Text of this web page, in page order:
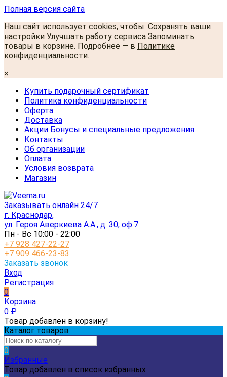
Полная версия сайта
Наш сайт использует cookies, чтобы: Сохранять ваши
настройки Улучшать работу сервиса Запоминать
товары в корзине. Подробнее — в Политике
конфиденциальности.
×
Купить подарочный сертификат
Политика конфиденциальности
Оферта
Доставка
Акции Бонусы и специальные предложения
Контакты
Об организации
Оплата
Условия возврата
Магазин
Заказывать онлайн 24/7
г. Краснодар,
ул. Героя Аверкиева А.А., д. 30, оф.7
Пн - Вс 10:00 - 22:00
+7 928 427-22-27
+7 909 466-23-83
Заказать звонок
Вход
Регистрация
0
Корзина
0 ₽
Товар добавлен в корзину!
Каталог товаров
0
Избранные
Товар добавлен в список избранных